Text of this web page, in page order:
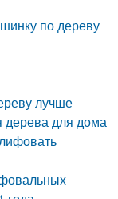
по дереву
лучше
для дома